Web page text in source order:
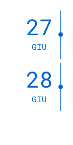
27
GIU
28
GIU